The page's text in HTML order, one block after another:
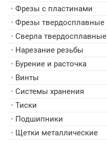
• Фрезы с пластинами
• Фрезы твердосплавные
• Сверла твердосплавные
• Нарезание резьбы
• Бурение и расточка
• Винты
• Системы хранения
• Тиски
• Подшипники
• Щетки металлические